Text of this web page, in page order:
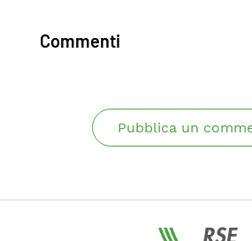
Commenti
Pubblica un